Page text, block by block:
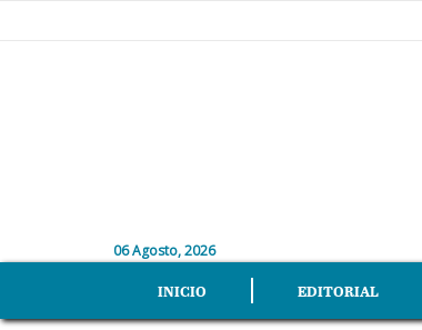
06 Agosto, 2026
INICIO EDITORIAL